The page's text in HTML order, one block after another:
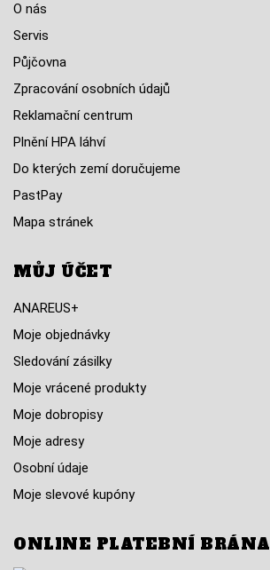
O nás
Servis
Půjčovna
Zpracování osobních údajů
Reklamační centrum
Plnění HPA láhví
Do kterých zemí doručujeme
PastPay
Mapa stránek
MŮJ ÚČET
ANAREUS+
Moje objednávky
Sledování zásilky
Moje vrácené produkty
Moje dobropisy
Moje adresy
Osobní údaje
Moje slevové kupóny
ONLINE PLATEBNÍ BRÁNA